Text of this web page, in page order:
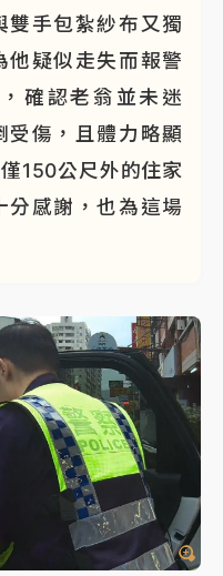
雙手包紮紗布又獨
他疑似走失而報警
確認老翁並未迷
受傷，且體力略顯
150公尺外的住家
分感謝，也為這場